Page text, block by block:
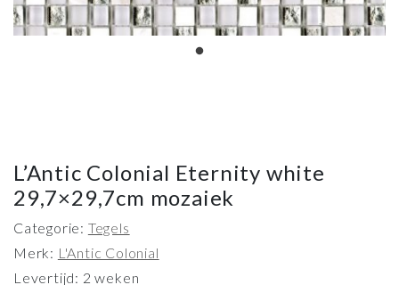
L’Antic Colonial Eternity white
29,7×29,7cm mozaiek
Categorie: Tegels
Merk: L'Antic Colonial
Levertijd: 2 weken